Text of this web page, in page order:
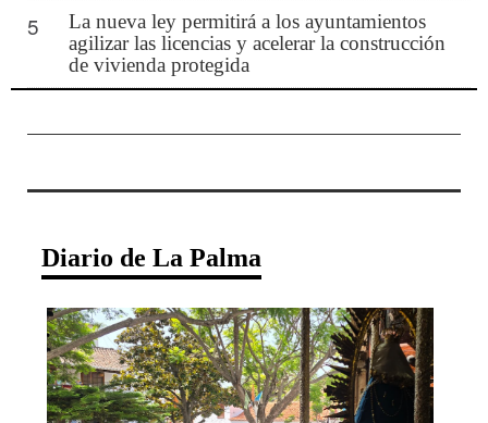
5
La nueva ley permitirá a los ayuntamientos
agilizar las licencias y acelerar la construcción
de vivienda protegida
Diario de La Palma